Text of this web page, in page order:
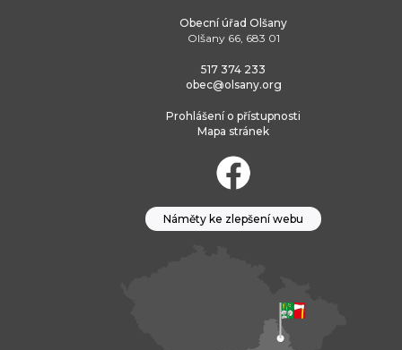
Obecní úřad Olšany
Olšany 66, 683 01
517 374 233
obec@olsany.org
Prohlášení o přístupnosti
Mapa stránek
Náměty ke zlepšení webu